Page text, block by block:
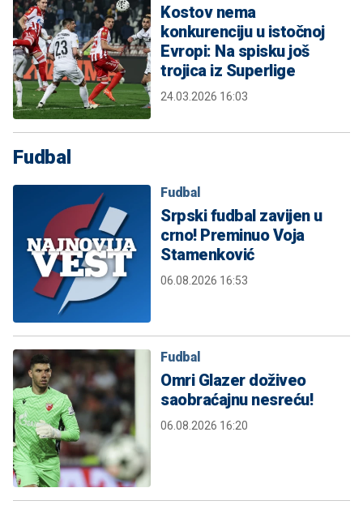
Kostov nema
konkurenciju u istočnoj
Evropi: Na spisku još
trojica iz Superlige
24.03.2026 16:03
Fudbal
Fudbal
Srpski fudbal zavijen u
crno! Preminuo Voja
Stamenković
06.08.2026 16:53
Fudbal
Omri Glazer doživeo
saobraćajnu nesreću!
06.08.2026 16:20